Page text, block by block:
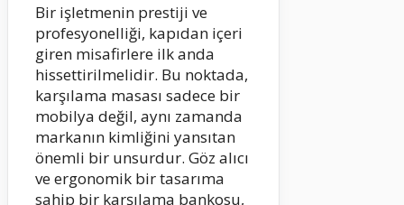
Bir işletmenin prestiji ve
profesyonelliği, kapıdan içeri
giren misafirlere ilk anda
hissettirilmelidir. Bu noktada,
karşılama masası sadece bir
mobilya değil, aynı zamanda
markanın kimliğini yansıtan
önemli bir unsurdur. Göz alıcı
ve ergonomik bir tasarıma
sahip bir karşılama bankosu,